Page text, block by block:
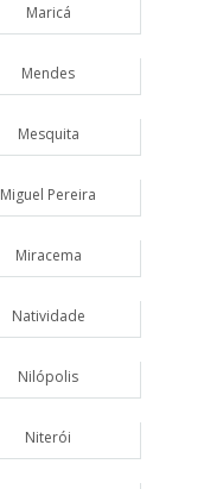
Maricá
Mendes
Mesquita
Miguel Pereira
Miracema
Natividade
Nilópolis
Niterói